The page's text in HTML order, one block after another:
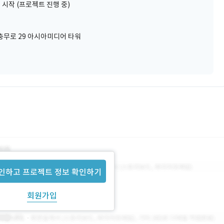
작 (프로젝트 진행 중)
무로 29 아시아미디어 타워
하고 프로젝트 정보 확인하기
회원가입